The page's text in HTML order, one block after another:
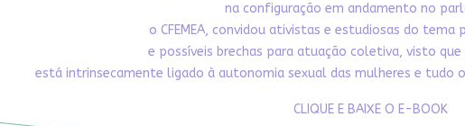
na configuração em andamento no
o CFEMEA, convidou ativistas e estudiosas do
e possíveis brechas para atuação coletiva, visto
está intrinsecamente ligado à autonomia sexual das mulheres e tudo
CLIQUE E BAIXE O E-BOOK